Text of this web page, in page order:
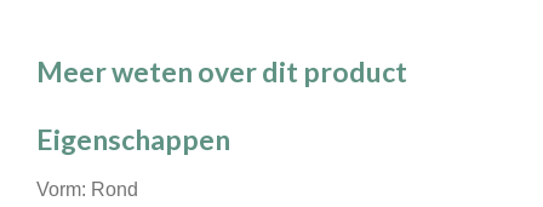
Meer weten over dit product
Eigenschappen
Vorm: Rond